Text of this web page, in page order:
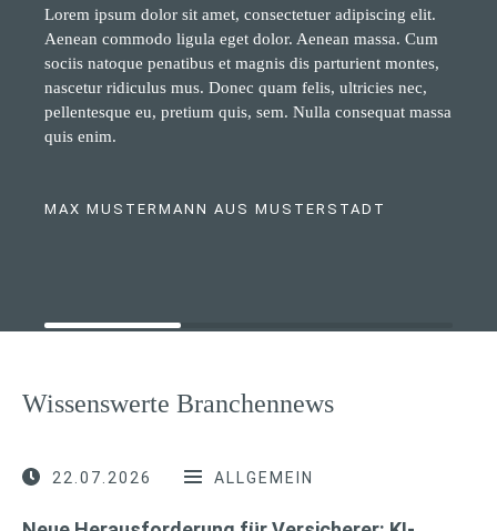
Lorem ipsum dolor sit amet, consectetuer adipiscing elit.
Aenean commodo ligula eget dolor. Aenean massa. Cum
sociis natoque penatibus et magnis dis parturient montes,
nascetur ridiculus mus. Donec quam felis, ultricies nec,
pellentesque eu, pretium quis, sem. Nulla consequat massa
quis enim.
MAX MUSTERMANN AUS MUSTERSTADT
Wissenswerte Branchennews
22.07.2026 ALLGEMEIN